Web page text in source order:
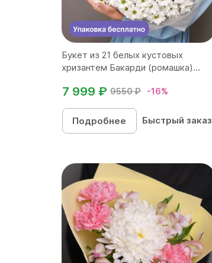
Букет из 21 белых кустовых
хризантем Бакарди (ромашка)...
9550 ₽ -16%
7 999 ₽
Подробнее Быстрый заказ